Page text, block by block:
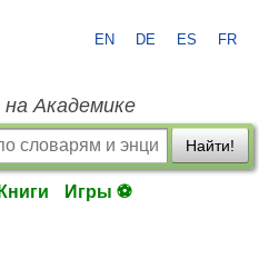
EN DE ES FR
на Академике
Найти!
Книги Игры ⚽